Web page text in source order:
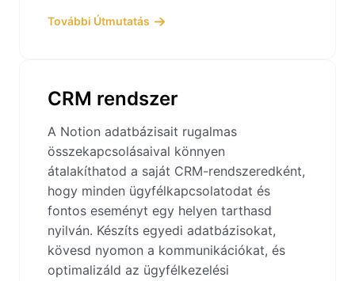
További Útmutatás
CRM rendszer
A Notion adatbázisait rugalmas
összekapcsolásaival könnyen
átalakíthatod a saját CRM-rendszeredként,
hogy minden ügyfélkapcsolatodat és
fontos eseményt egy helyen tarthasd
nyilván. Készíts egyedi adatbázisokat,
kövesd nyomon a kommunikációkat, és
optimalizáld az ügyfélkezelési